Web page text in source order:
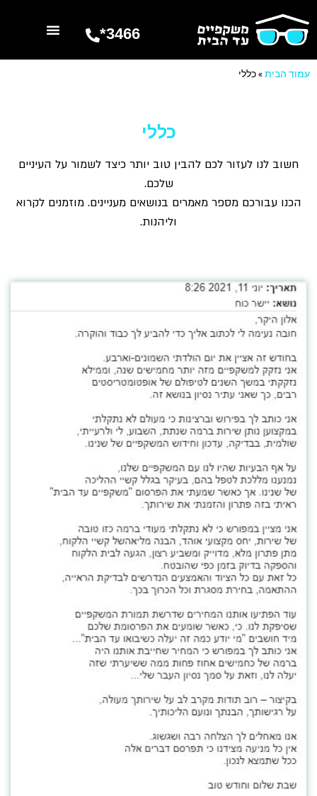
3466*
עמוד הבית»כללי
כללי
חשוב לנו לעזור לכם להבין טוב יותר כיצד לשמור על העיניים
שלכם.
הכנו עבורכם מספר מאמרים בנושאים מעניינים. מוזמנים לקרוא
וליהנות.